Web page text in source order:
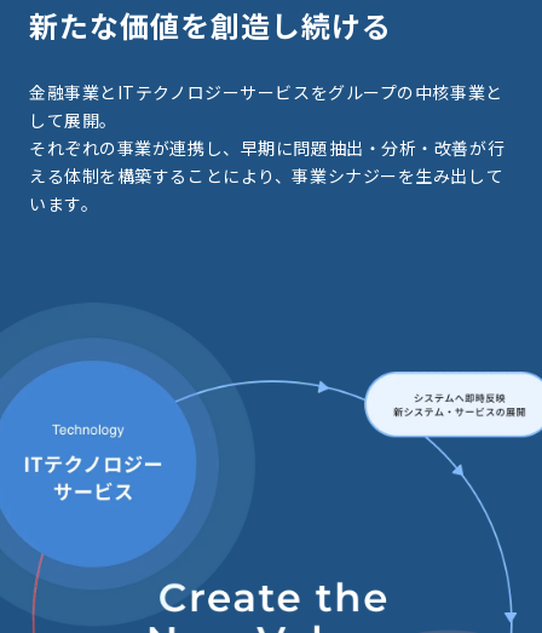
新たな価値を創造し続ける
金融事業とITテクノロジーサービスをグループの中核事業と
して展開。
それぞれの事業が連携し、早期に問題抽出・分析・改善が行
える体制を構築することにより、事業シナジーを生み出して
います。